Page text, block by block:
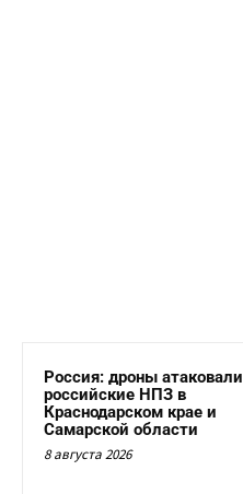
Россия: дроны атаковали
российские НПЗ в
Краснодарском крае и
Самарской области
8 августа 2026